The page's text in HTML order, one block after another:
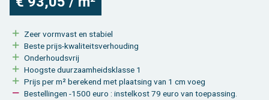
Zeer vorm­vast en sta­biel
Beste prijs-kwa­li­teits­ver­hou­ding
On­der­houds­vrij
Hoog­ste duur­zaam­heids­klas­se 1
Prijs per m² be­re­kend met plaat­sing van 1 cm voeg
Be­stel­lin­gen -1500 euro : in­stel­kost 79 euro van toe­pas­sing.